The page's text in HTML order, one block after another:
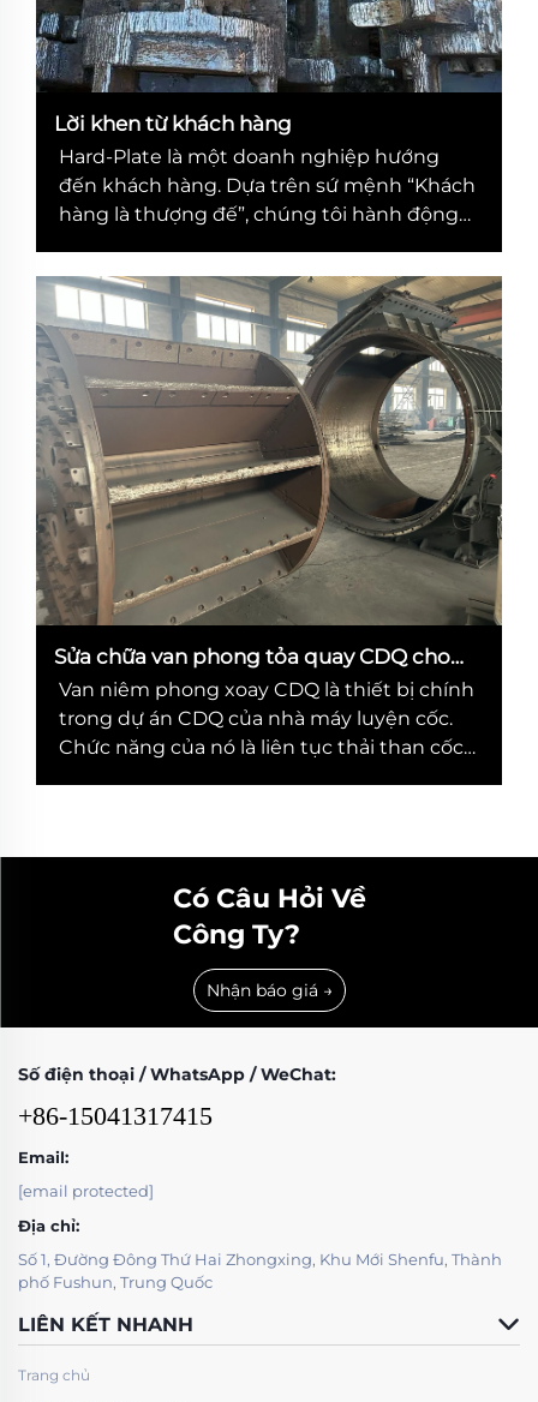
Lời khen từ khách hàng
Hard-Plate là một doanh nghiệp hướng
đến khách hàng. Dựa trên sứ mệnh “Khách
hàng là thượng đế”, chúng tôi hành động
nhanh, dịch vụ sau bán hàng và sản phẩm
hiệu quả chi phí cao, giành được nhiều
danh tiếng tốt và sự đánh giá cao.
Sửa chữa van phong tỏa quay CDQ cho
nhà máy than coke
Van niêm phong xoay CDQ là thiết bị chính
trong dự án CDQ của nhà máy luyện cốc.
Chức năng của nó là liên tục thải than cốc
định lượng...
Có Câu Hỏi Về
Công Ty?
Nhận báo giá →
Số điện thoại / WhatsApp / WeChat:
+86-15041317415
Email:
[email protected]
Địa chỉ:
Số 1, Đường Đông Thứ Hai Zhongxing, Khu Mới Shenfu, Thành
phố Fushun, Trung Quốc
LIÊN KẾT NHANH
Trang chủ